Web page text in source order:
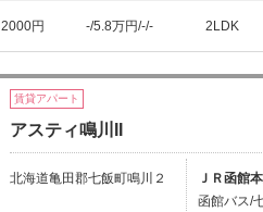
2000円 -/5.8万円/-/- 2LDK
賃貸アパート
アスティ鳴川II
北海道亀田郡七飯町鳴川２
ＪＲ函館
函館バス/